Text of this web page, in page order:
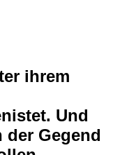
ihrem
Und
Gegend